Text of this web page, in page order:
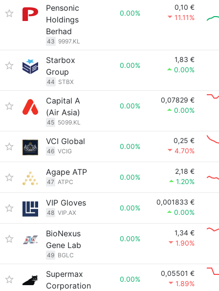
Pensonic
Holdings
Berhad
43 9997.KL
0.00%
0,10 €
11.11%
Starbox
Group
44 STBX
0.00%
1,83 €
0.00%
Capital A
(Air Asia)
45 5099.KL
0.00%
0,07829 €
0.00%
VCI Global
46 VCIG
0.00%
0,25 €
4.70%
Agape ATP
47 ATPC
0.00%
2,18 €
1.20%
VIP Gloves
48 VIP.AX
0.00%
0,001833 €
0.00%
BioNexus
Gene Lab
49 BGLC
0.00%
1,34 €
1.90%
Supermax
Corporation
0.00%
0,05501 €
1.89%